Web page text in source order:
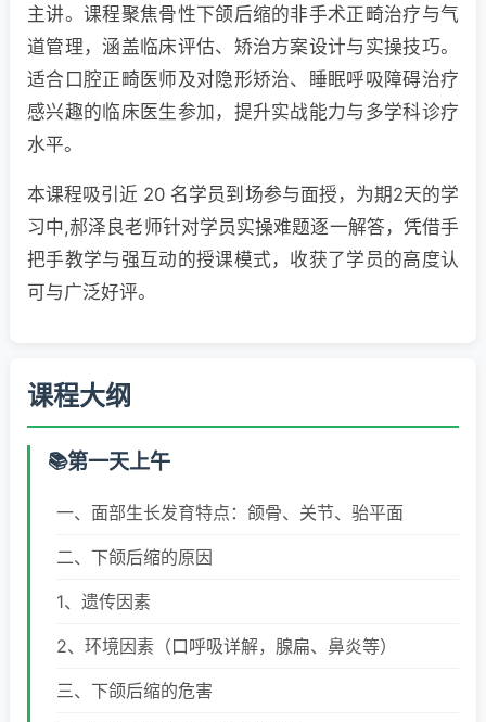
主讲。课程聚焦骨性下颌后缩的非手术正畸治疗与气
道管理，涵盖临床评估、矫治方案设计与实操技巧。
适合口腔正畸医师及对隐形矫治、睡眠呼吸障碍治疗
感兴趣的临床医生参加，提升实战能力与多学科诊疗
水平。
本课程吸引近 20 名学员到场参与面授，为期2天的学
习中,郝泽良老师针对学员实操难题逐一解答，凭借手
把手教学与强互动的授课模式，收获了学员的高度认
可与广泛好评。
课程大纲
第一天上午
一、面部生长发育特点：颌骨、关节、骀平面
二、下颌后缩的原因
1、遗传因素
2、环境因素（口呼吸详解，腺扁、鼻炎等）
三、下颌后缩的危害